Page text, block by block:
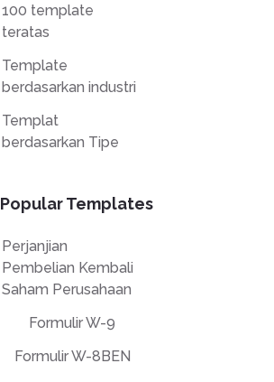
100 template
teratas
Template
berdasarkan industri
Templat
berdasarkan Tipe
Popular Templates
Perjanjian
Pembelian Kembali
Saham Perusahaan
Formulir W-9
Formulir W-8BEN